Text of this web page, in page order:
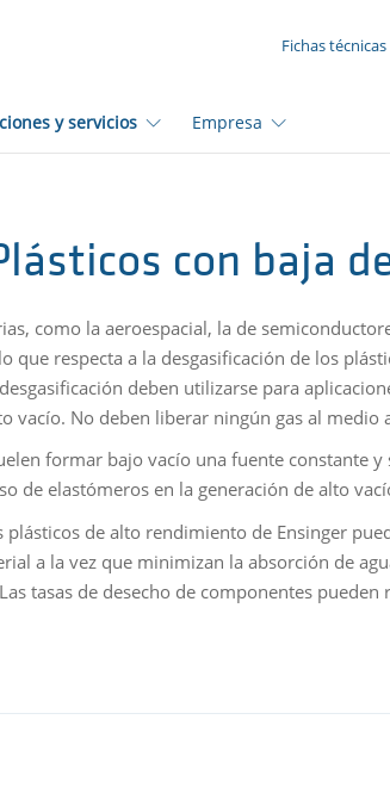
Fichas técnicas
y servicios Empresa
con baja
como la aeroespacial, la de
que respecta a la desgasificación de los
deben utilizarse para
vacío. No deben liberar ningún gas al medio
formar bajo vacío una fuente constante
de elastómeros en la generación de alto
de alto rendimiento de Ensinger
a la vez que minimizan la absorción de
tasas de desecho de componentes